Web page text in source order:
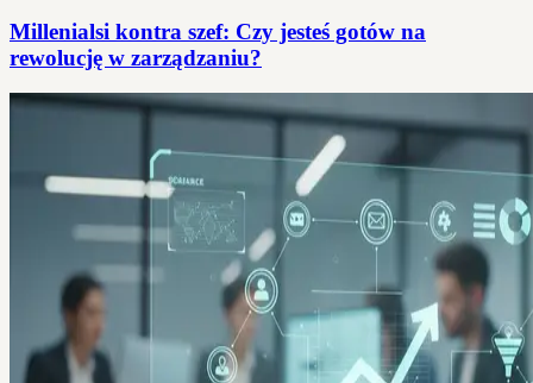
Millenialsi kontra szef: Czy jesteś gotów na
rewolucję w zarządzaniu?